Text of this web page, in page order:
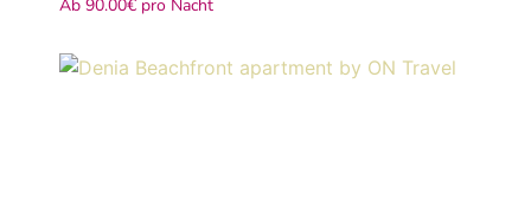
Ab 90.00€ pro Nacht